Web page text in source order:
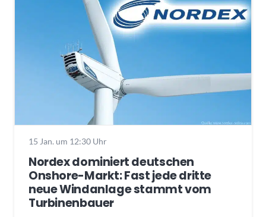
15 Jan. um 12:30 Uhr
Nordex dominiert deutschen
Onshore-Markt: Fast jede dritte
neue Windanlage stammt vom
Turbinenbauer